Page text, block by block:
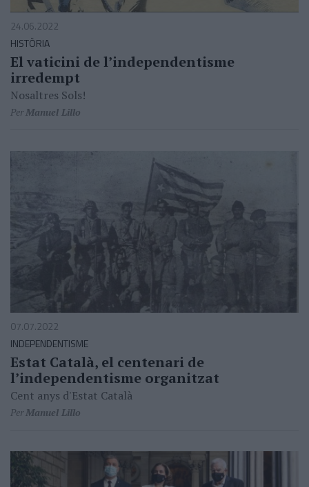
24.06.2022
HISTÒRIA
El vaticini de l’independentisme
irredempt
Nosaltres Sols!
PerManuel Lillo
07.07.2022
INDEPENDENTISME
Estat Català, el centenari de
l’independentisme organitzat
Cent anys d'Estat Català
PerManuel Lillo